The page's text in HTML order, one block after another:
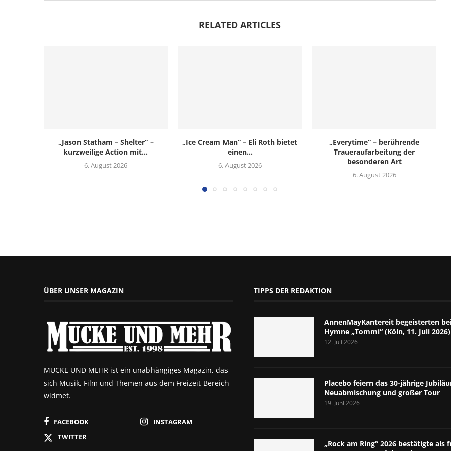
RELATED ARTICLES
„Jason Statham – Shelter“ –
kurzweilige Action mit...
6. August 2026
„Ice Cream Man“ – Eli Roth bietet
einen...
6. August 2026
„Everytime“ – berührende
Traueraufarbeitung der
besonderen Art
6. August 2026
ÜBER UNSER MAGAZIN
MUCKE UND MEHR ist ein unabhängiges Magazin, das
sich Musik, Film und Themen aus dem Freizeit-Bereich
widmet.
FACEBOOK
INSTAGRAM
TWITTER
TIPPS DER REDAKTION
AnnenMayKantereit begeisterten
Hymne „Tommi“ (Köln, 11. Juli 2026)
12. Juli 2026
Placebo feiern das 30-jährige
Neuabmischung und großer Tour
19. Juni 2026
„Rock am Ring“ 2026 bestätigte als